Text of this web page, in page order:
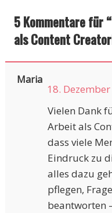
5 Kommentare für “
als Content
Maria
18.
Vielen Dank
Arbeit als
dass viele
Eindruck zu
alles dazu
pflegen,
beantworten